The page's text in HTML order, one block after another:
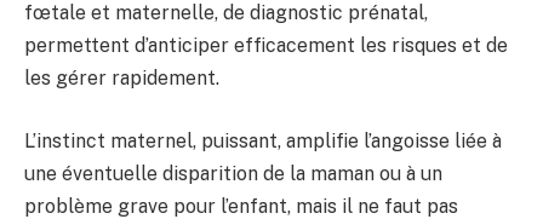
fœtale et maternelle, de diagnostic prénatal,
permettent d’anticiper efficacement les risques et de
les gérer rapidement.
L’instinct maternel, puissant, amplifie l’angoisse liée à
une éventuelle disparition de la maman ou à un
problème grave pour l’enfant, mais il ne faut pas